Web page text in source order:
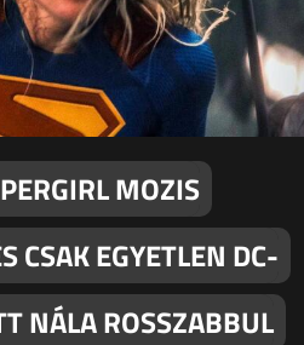
MOZIS
CSAK EGYETLEN DC-
NÁLA ROSSZABBUL